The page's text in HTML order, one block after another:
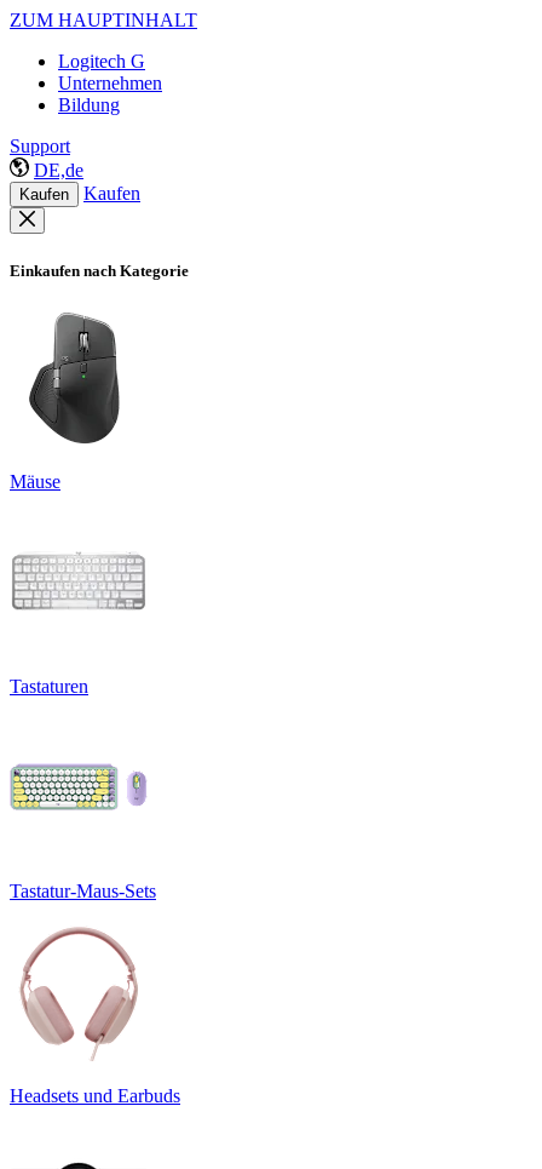
ZUM HAUPTINHALT
Logitech G
Unternehmen
Bildung
Support
DE,de
Kaufen Kaufen
Einkaufen nach Kategorie
Mäuse
Tastaturen
Tastatur-Maus-Sets
Headsets und Earbuds